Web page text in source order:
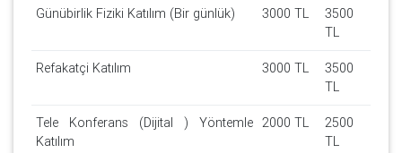
Günübirlik Fiziki Katılım (Bir günlük) 3000 TL
3500
TL
Refakatçi Katılım 3000 TL
3500
TL
Tele Konferans (Dijital ) Yöntemle
Katılım
2000 TL
2500
TL